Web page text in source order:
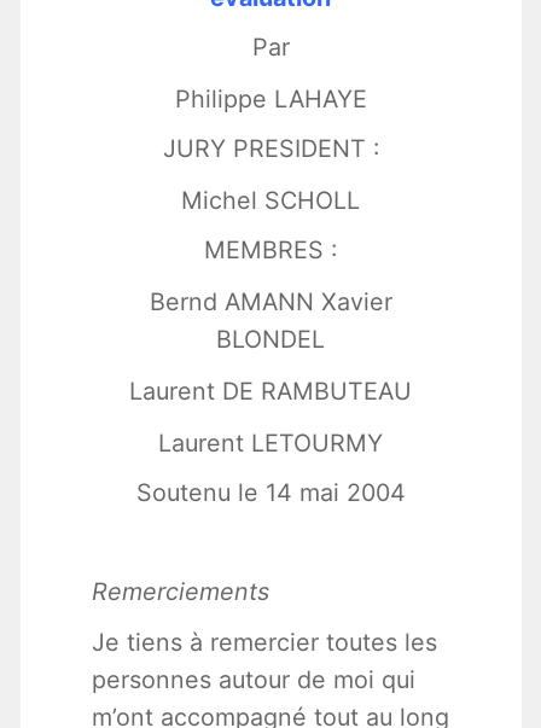
Par
Philippe LAHAYE
JURY PRESIDENT :
Michel SCHOLL
MEMBRES :
Bernd AMANN Xavier
BLONDEL
Laurent DE RAMBUTEAU
Laurent LETOURMY
Soutenu le 14 mai 2004
Remerciements
Je tiens à remercier toutes les
personnes autour de moi qui
m’ont accompagné tout au long